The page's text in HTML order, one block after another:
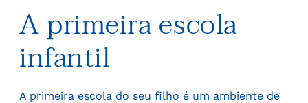
A primeira escola
infantil
A primeira escola do seu filho é um ambiente de